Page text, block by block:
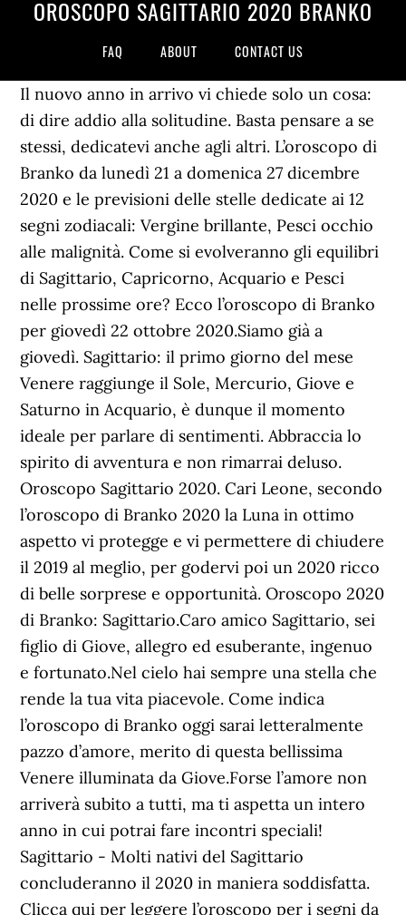
OROSCOPO SAGITTARIO 2020 BRANKO
FAQ ABOUT CONTACT US
Il nuovo anno in arrivo vi chiede solo un cosa:
di dire addio alla solitudine. Basta pensare a se
stessi, dedicatevi anche agli altri. L’oroscopo di
Branko da lunedì 21 a domenica 27 dicembre
2020 e le previsioni delle stelle dedicate ai 12
segni zodiacali: Vergine brillante, Pesci occhio
alle malignità. Come si evolveranno gli equilibri
di Sagittario, Capricorno, Acquario e Pesci
nelle prossime ore? Ecco l’oroscopo di Branko
per giovedì 22 ottobre 2020.Siamo già a
giovedì. Sagittario: il primo giorno del mese
Venere raggiunge il Sole, Mercurio, Giove e
Saturno in Acquario, è dunque il momento
ideale per parlare di sentimenti. Abbraccia lo
spirito di avventura e non rimarrai deluso.
Oroscopo Sagittario 2020. Cari Leone, secondo
l’oroscopo di Branko 2020 la Luna in ottimo
aspetto vi protegge e vi permettere di chiudere
il 2019 al meglio, per godervi poi un 2020 ricco
di belle sorprese e opportunità. Oroscopo 2020
di Branko: Sagittario.Caro amico Sagittario, sei
figlio di Giove, allegro ed esuberante, ingenuo
e fortunato.Nel cielo hai sempre una stella che
rende la tua vita piacevole. Come indica
l’oroscopo di Branko oggi sarai letteralmente
pazzo d’amore, merito di questa bellissima
Venere illuminata da Giove.Forse l’amore non
arriverà subito a tutti, ma ti aspetta un intero
anno in cui potrai fare incontri speciali!
Sagittario - Molti nativi del Sagittario
concluderanno il 2020 in maniera soddisfatta.
Clicca qui per leggere l’oroscopo per i segni da